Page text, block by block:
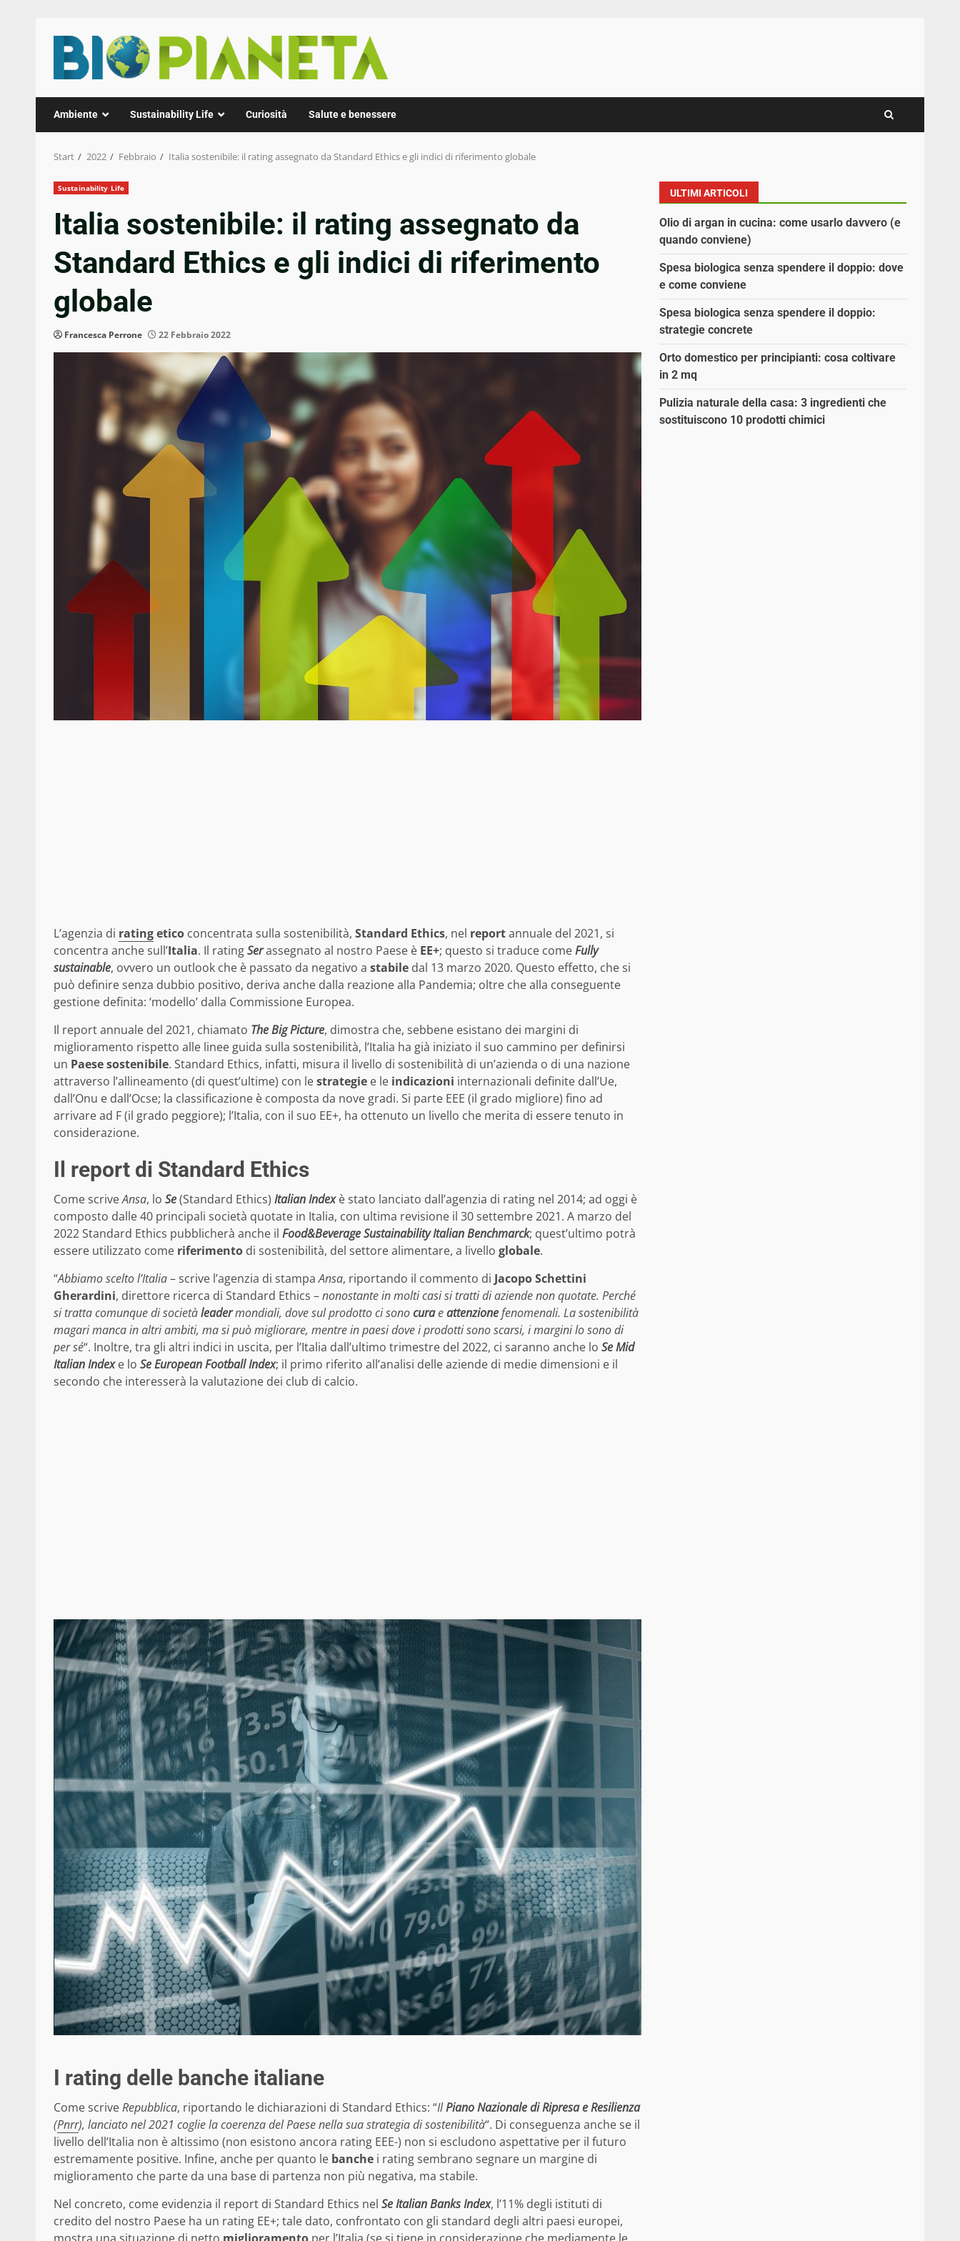
Inhalt
springen
Ambiente Sustainability Life Curiosità Salute e benessere
Start 2022 Febbraio Italia sostenibile: il rating assegnato da Standard Ethics e gli indici di riferimento globale
Sustainability Life
Italia sostenibile: il rating assegnato da
Standard Ethics e gli indici di riferimento
globale
Francesca Perrone 22 Febbraio 2022
L’agenzia di ratingetico concentrata sulla sostenibilità, Standard Ethics, nel reportannuale del 2021, si
concentra anche sull’Italia. Il ratingSerassegnato al nostro Paese è EE+; questo si traduce comeFully
sustainable, ovvero un outlook che è passato da negativo a stabile dal 13 marzo 2020. Questo effetto, che si
può definire senza dubbio positivo, deriva anche dalla reazione alla Pandemia; oltre che alla conseguente
gestione definita: ‘modello’ dalla Commissione Europea.
Il report annuale del 2021, chiamato The Big Picture, dimostra che, sebbene esistano dei margini di
miglioramento rispetto alle linee guida sulla sostenibilità, l’Italia ha già iniziato il suo cammino per definirsi
un Paese sostenibile. Standard Ethics, infatti, misura il livello di sostenibilità di un’azienda o di una nazione
attraverso l’allineamento (di quest’ultime) con lestrategie e le indicazioni internazionali definite dall’Ue,
dall’Onu e dall’Ocse; la classificazione è composta da nove gradi. Si parte EEE (il grado migliore) fino ad
arrivare ad F (il grado peggiore); l’Italia, con il suo EE+, ha ottenuto un livello che merita di essere tenuto in
considerazione.
Il report di Standard Ethics
Come scriveAnsa, lo Se(Standard Ethics) Italian Indexè stato lanciato dall’agenzia di rating nel 2014; ad oggi è
composto dalle 40 principali società quotate in Italia, con ultima revisione il 30 settembre 2021. A marzo del
2022 Standard Ethics pubblicherà anche il Food&Beverage Sustainability Italian Benchmarck; quest’ultimo potrà
essere utilizzato come riferimento di sostenibilità, del settore alimentare, a livello globale.
“Abbiamo scelto l’Italia– scrive l’agenzia di stampaAnsa, riportando il commento di Jacopo Schettini
Gherardini, direttore ricerca di Standard Ethics –nonostante in molti casi si tratti di aziende non quotate. Perché
si tratta comunque di societàleadermondiali, dove sul prodotto ci sonocuraeattenzionefenomenali. La sostenibilità
magari manca in altri ambiti, ma si può migliorare, mentre in paesi dove i prodotti sono scarsi, i margini lo sono di
per sé“. Inoltre, tra gli altri indici in uscita, per l’Italia dall’ultimo trimestre del 2022, ci saranno anche lo Se Mid
Italian Indexe lo Se European Football Index; il primo riferito all’analisi delle aziende di medie dimensioni e il
secondo che interesserà la valutazione dei club di calcio.
I rating delle banche italiane
Come scriveRepubblica, riportando le dichiarazioni di Standard Ethics: “IlPiano Nazionale di Ripresa e Resilienza
(Pnrr), lanciato nel 2021 coglie la coerenza del Paese nella sua strategia di sostenibilità“. Di conseguenza anche se il
livello dell’Italia non è altissimo (non esistono ancora rating EEE-) non si escludono aspettative per il futuro
estremamente positive. Infine, anche per quanto le banche i rating sembrano segnare un margine di
miglioramento che parte da una base di partenza non più negativa, ma stabile.
Nel concreto, come evidenzia il report di Standard Ethics nel Se Italian Banks Index, l’11% degli istituti di
credito del nostro Paese ha un rating EE+; tale dato, confrontato con gli standard degli altri paesi europei,
ULTIMI ARTICOLI
Olio di argan in cucina: come usarlo davvero (e
quando conviene)
Spesa biologica senza spendere il doppio: dove
e come conviene
Spesa biologica senza spendere il doppio:
strategie concrete
Orto domestico per principianti: cosa coltivare
in 2 mq
Pulizia naturale della casa: 3 ingredienti che
sostituiscono 10 prodotti chimici